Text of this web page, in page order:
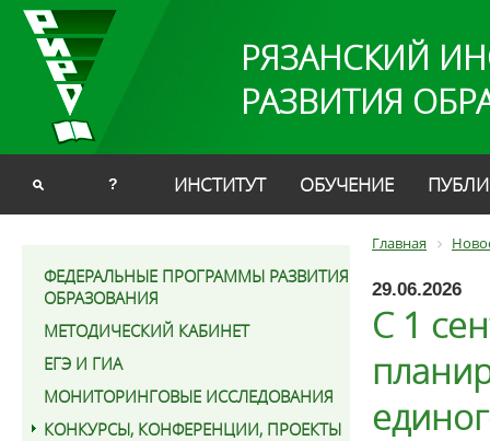
РЯЗАНСКИЙ
РАЗВИТИЯ
? ИНСТИТУТ ОБУЧЕНИЕ
ФЕДЕРАЛЬНЫЕ ПРОГРАММЫ РАЗВИТИЯ
ОБРАЗОВАНИЯ
МЕТОДИЧЕСКИЙ КАБИНЕТ
ЕГЭ И ГИА
МОНИТОРИНГОВЫЕ ИССЛЕДОВАНИЯ
КОНКУРСЫ, КОНФЕРЕНЦИИ, ПРОЕКТЫ
Главная
29.06.2026
С 1